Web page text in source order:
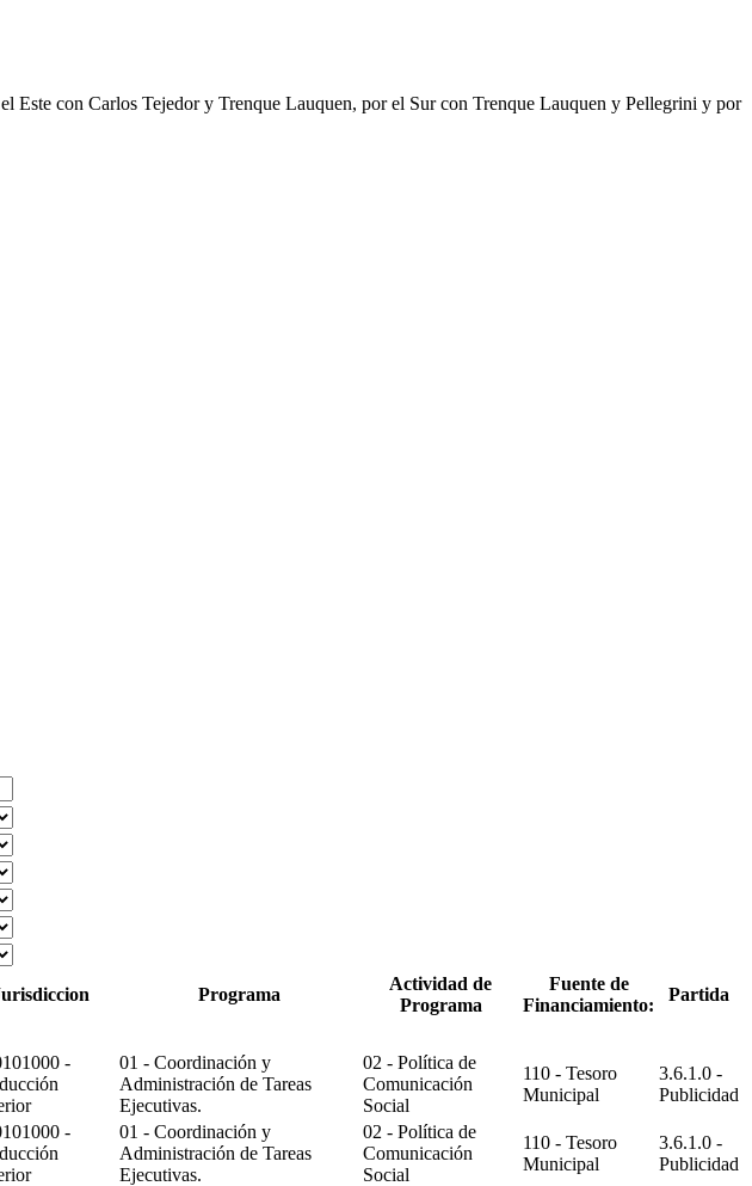
Este con Carlos Tejedor y Trenque Lauquen, por el Sur con Trenque Lauquen y Pellegrini y por
Programa
Actividad de
Programa
Fuente de
Financiamiento:
Partida
-
01 - Coordinación y
Administración de Tareas
Ejecutivas.
02 - Política de
Comunicación
Social
110 - Tesoro
Municipal
3.6.1.0 -
Publicidad
-
01 - Coordinación y
Administración de Tareas
Ejecutivas.
02 - Política de
Comunicación
Social
110 - Tesoro
Municipal
3.6.1.0 -
Publicidad